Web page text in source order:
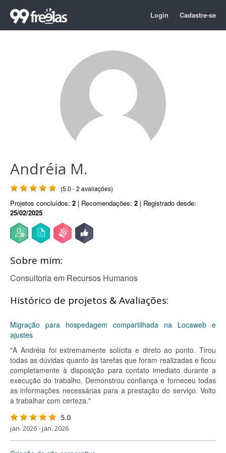
Login Cadastre-se
Andréia M.
(5.0 - 2 avaliações)
Projetos concluídos: 2 | Recomendações: 2 | Registrado desde:
25/02/2025
Sobre mim:
Consultoria em Recursos Humanos
Histórico de projetos & Avaliações:
Migração para hospedagem compartilhada na Locaweb e
ajustes
"A Andréia foi extremamente solícita e direto ao ponto. Tirou
todas as dúvidas quanto às tarefas que foram realizadas e ficou
completamente à disposição para contato imediato durante a
execução do trabalho. Demonstrou confiança e forneceu todas
as informações necessárias para a prestação do serviço. Volto
a trabalhar com certeza."
5.0
jan. 2026 - jan. 2026